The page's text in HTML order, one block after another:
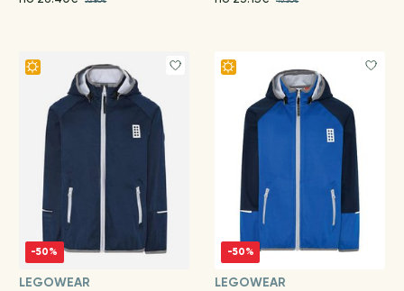
-50%
LEGOWEAR
-50%
LEGOWEAR